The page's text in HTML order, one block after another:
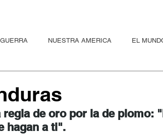
NUESTRA AMERICA EL
regla de oro por la de plomo:
hagan a ti".